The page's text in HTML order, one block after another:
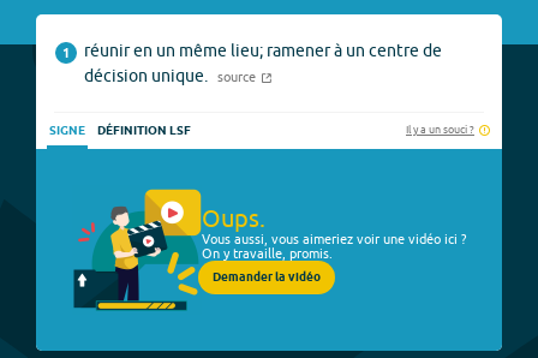
1
réunir en un même lieu; ramener à un centre de
décision unique.
source
SIGNE DÉFINITION LSF Il y a un souci ?
Oups.
Vous aussi, vous aimeriez voir une vidéo ici ?
On y travaille, promis.
Demander la vidéo